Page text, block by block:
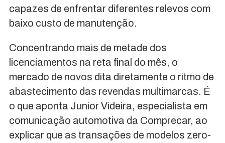
capazes de enfrentar diferentes relevos com
baixo custo de manutenção.
Concentrando mais de metade dos
licenciamentos na reta final do mês, o
mercado de novos dita diretamente o ritmo de
abastecimento das revendas multimarcas. É
o que aponta Junior Videira, especialista em
comunicação automotiva da Comprecar, ao
explicar que as transações de modelos zero-